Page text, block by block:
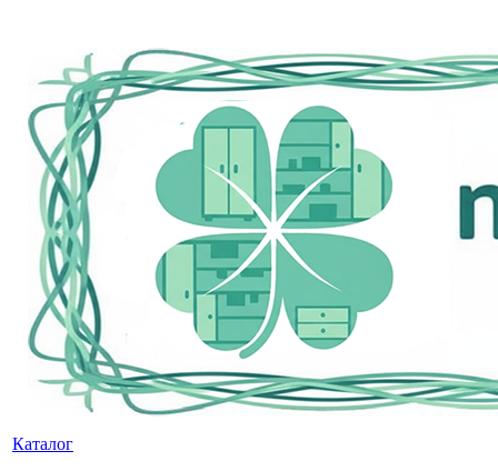
Каталог